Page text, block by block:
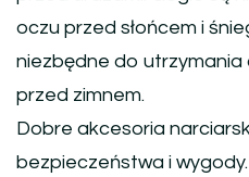
oczu przed słońcem i
niezbędne do utrzymania
przed zimnem.
Dobre akcesoria
bezpieczeństwa i